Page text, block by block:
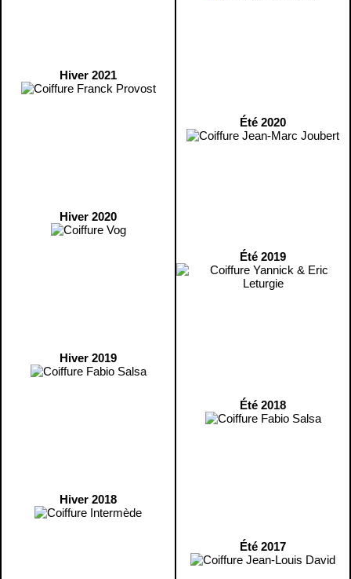
Hiver 2021
Hiver 2020
Hiver 2019
Hiver 2018
Été 2020
Été 2019
Été 2018
Été 2017